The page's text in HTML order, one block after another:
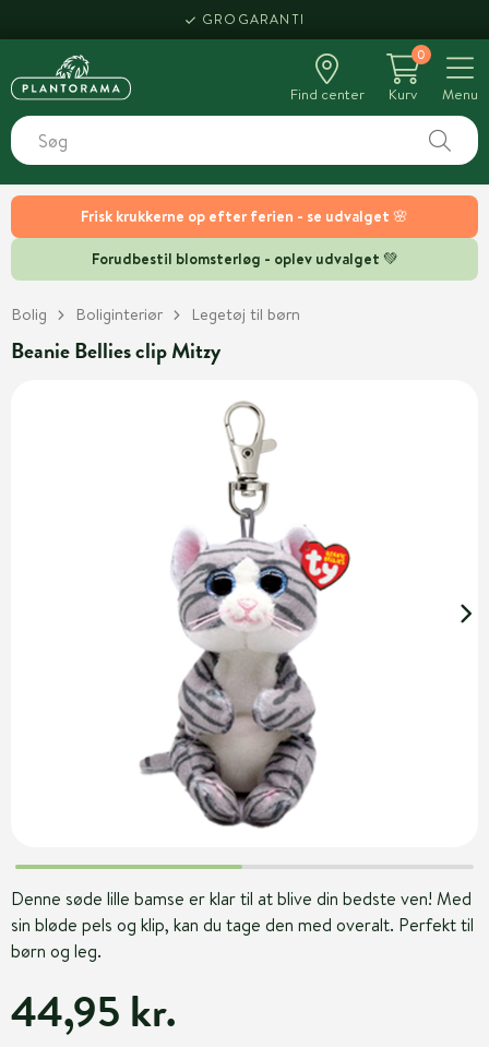
Frisk krukkerne op efter ferien - se udvalget 🌸
Forudbestil blomsterløg - oplev udvalget 💚
GROGARANTI
Find center
0
Kurv
Menu
Bolig Boliginteriør Legetøj til børn
Beanie Bellies clip Mitzy
Denne søde lille bamse er klar til at blive din bedste ven! Med
sin bløde pels og klip, kan du tage den med overalt. Perfekt til
børn og leg.
44,95 kr.